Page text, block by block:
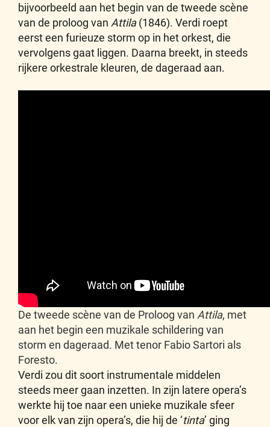
bijvoorbeeld aan het begin van de tweede scène
van de proloog van Attila(1846). Verdi roept
eerst een furieuze storm op in het orkest, die
vervolgens gaat liggen. Daarna breekt, in steeds
rijkere orkestrale kleuren, de dageraad aan.
De tweede scène van de Proloog van Attila, met
aan het begin een muzikale schildering van
storm en dageraad. Met tenor Fabio Sartori als
Foresto.
Verdi zou dit soort instrumentale middelen
steeds meer gaan inzetten. In zijn latere opera’s
werkte hij toe naar een unieke muzikale sfeer
voor elk van zijn opera’s, die hij de ‘tinta’ ging